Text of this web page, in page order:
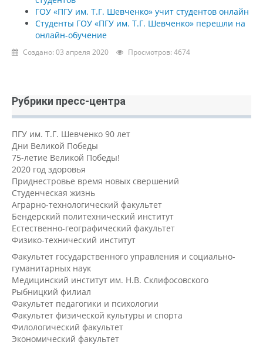
ГОУ «ПГУ им. Т.Г. Шевченко» учит студентов онлайн
Студенты ГОУ «ПГУ им. Т.Г. Шевченко» перешли на
онлайн-обучение
Создано: 03 апреля 2020 Просмотров: 4674
Рубрики пресс-центра
ПГУ им. Т.Г. Шевченко 90 лет
Дни Великой Победы
75-летие Великой Победы!
2020 год здоровья
Приднестровье время новых свершений
Студенческая жизнь
Аграрно-технологический факультет
Бендерский политехнический институт
Естественно-географический факультет
Физико-технический институт
Факультет государственного управления и социально-
гуманитарных наук
Медицинский институт им. Н.В. Склифосовского
Рыбницкий филиал
Факультет педагогики и психологии
Факультет физической культуры и спорта
Филологический факультет
Экономический факультет